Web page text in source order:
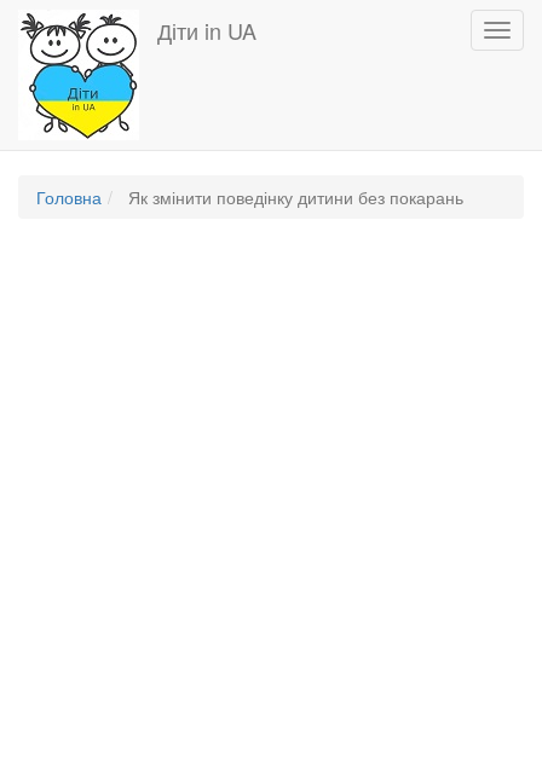
Перейти
основного
вмісту
Діти in UA
Головна Як змінити поведінку дитини без покарань